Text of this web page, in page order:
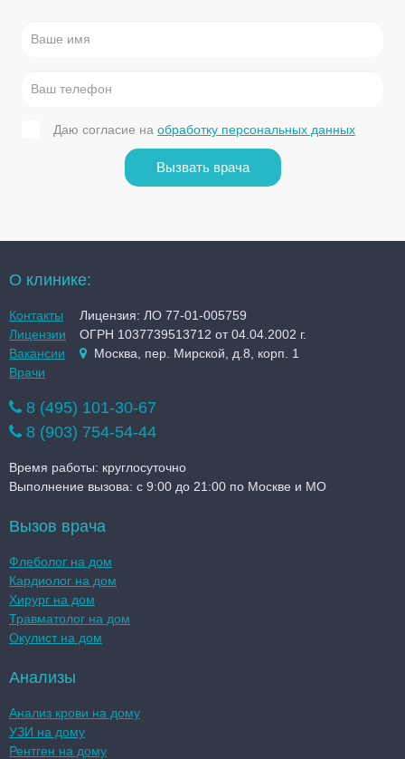
Даю согласие на обработку персональных данных
Вызвать врача
О клинике:
Контакты
Лицензии
Вакансии
Врачи
Лицензия: ЛО 77-01-005759
ОГРН 1037739513712 от 04.04.2002 г.
Москва, пер. Мирской, д.8, корп. 1
8 (495) 101-30-67
8 (903) 754-54-44
Время работы: круглосуточно
Выполнение вызова: с 9:00 до 21:00 по Москве и МО
Вызов врача
Флеболог на дом
Кардиолог на дом
Хирург на дом
Травматолог на дом
Окулист на дом
Анализы
Анализ крови на дому
УЗИ на дому
Рентген на дому